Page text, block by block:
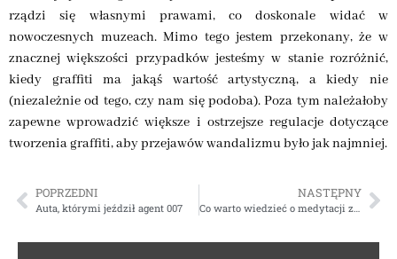
rządzi się własnymi prawami, co doskonale widać w
nowoczesnych muzeach. Mimo tego jestem przekonany, że w
znacznej większości przypadków jesteśmy w stanie rozróżnić,
kiedy graffiti ma jakąś wartość artystyczną, a kiedy nie
(niezależnie od tego, czy nam się podoba). Poza tym należałoby
zapewne wprowadzić większe i ostrzejsze regulacje dotyczące
tworzenia graffiti, aby przejawów wandalizmu było jak najmniej.
POPRZEDNI
Auta, którymi jeździł agent 007
NASTĘPNY
Co warto wiedzieć o medytacji zen? Jakie przynosi efekty?